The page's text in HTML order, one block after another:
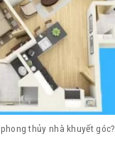
thủy nhà khuyết góc?